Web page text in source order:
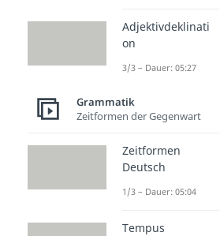
Adjektivdeklinati
on
3/3 – Dauer: 05:27
Grammatik
Zeitformen der Gegenwart
Zeitformen
Deutsch
1/3 – Dauer: 05:04
Tempus